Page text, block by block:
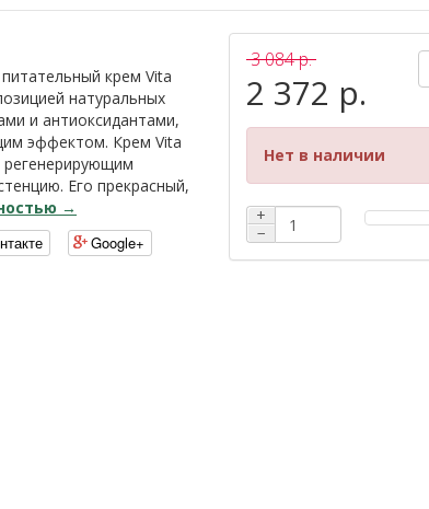
крем Vita
натуральных
и антиоксидантами,
эффектом. Крем Vita
регенерирующим
Его прекрасный,
→
Google+
3 084 р.
2 372 р.
Нет в наличии
+
−